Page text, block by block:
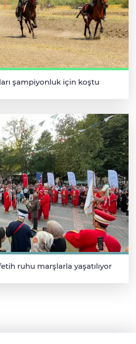
şampiyonluk için koştu
ruhu marşlarla yaşatılıyor